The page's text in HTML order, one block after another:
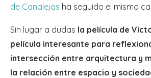
de Canalejas ha seguido el mismo
Sin lugar a dudas la película de
película interesante para
intersección entre arquitectura y
la relación entre espacio y